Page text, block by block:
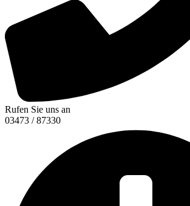
Rufen Sie uns an
03473 / 87330